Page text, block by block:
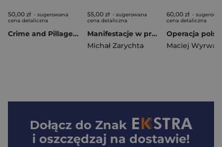
50,00 zł - sugerowana
cena detaliczna
Crime and Pillage How the Germans Try to Conceal the Truth About Themselves 1939–2019
55,00 zł - sugerowana
cena detaliczna
Manifestacje w przestrzeni publicznej Warszawy (1918–1939)
Michał Zarychta
60,00 zł -
cena detaliczna
Maciej Wyrwa
Dołącz do Znak
i oszczędzaj na dostawie!